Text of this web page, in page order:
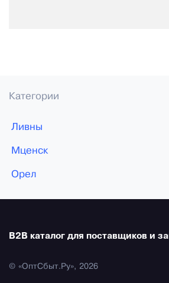
Категории
Ливны
Мценск
Орел
B2B каталог для поставщиков и
© «ОптСбыт.Ру», 2026